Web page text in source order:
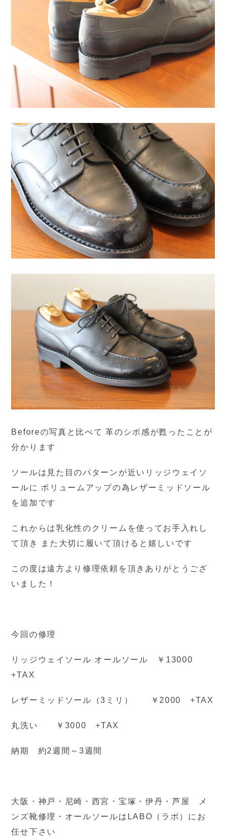
Beforeの写真と比べて 革のシボ感が甦ったことが
分かります
ソールは見た目のパターンが近いリッジウェイソ
ールに ボリュームアップの為レザーミッドソール
を追加です
これからは乳化性のクリームを使ってお手入れし
て頂き また大切に履いて頂けると嬉しいです
この度は遠方より修理依頼を頂きありがとうござ
いました！
今回の修理
リッジウェイソール オールソール ￥13000
+TAX
レザーミッドソール（3ミリ） ￥2000 +TAX
丸洗い ￥3000 +TAX
納期 約2週間～3週間
大阪・神戸・尼崎・西宮・宝塚・伊丹・芦屋 メ
ンズ靴修理・オールソールはLABO（ラボ）にお
任せ下さい